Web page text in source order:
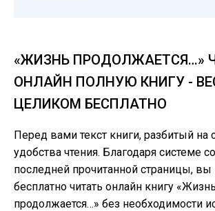
«ЖИЗНЬ ПРОДОЛЖАЕТСЯ…»
ОНЛАЙН ПОЛНУЮ КНИГУ -
ЦЕЛИКОМ БЕСПЛАТНО
Перед вами текст книги, разбитый на
удобства чтения. Благодаря системе
последней прочитанной страницы,
бесплатно читать онлайн книгу «Жизнь
продолжается…» без необходимости